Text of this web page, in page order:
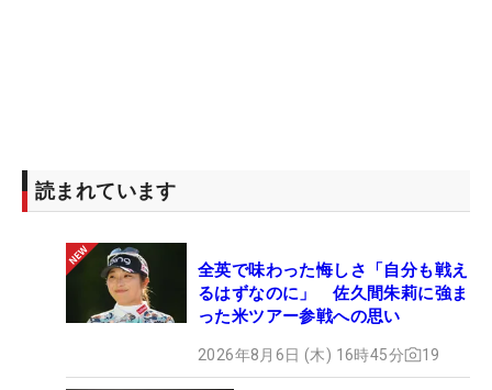
すも最終18番で痛恨のダブルボギー。4バーディ・2
ボギー・1ダブルボギーのイーブンパーでホールア
いてしまった。
大差はつけられたが、もし優勝すれば1977年にこ
の大会を制した樋口久子以来となる2人目の日本人
メジャーチャンプとなる快挙。最終日、奇跡の逆転
読まれています
全英で味わった悔しさ「自分も戦え
るはずなのに」 佐久間朱莉に強ま
った米ツアー参戦への思い
2026年8月6日 (木) 16時45分 19